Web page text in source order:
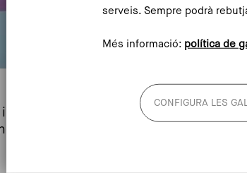
de Barcelona Capital Europea
serveis. Sempre podrà
Més informació: política de
CONFIGURA LES